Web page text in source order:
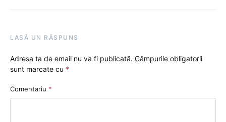
LASĂ UN RĂSPUNS
Adresa ta de email nu va fi publicată. Câmpurile obligatorii
sunt marcate cu *
Comentariu *